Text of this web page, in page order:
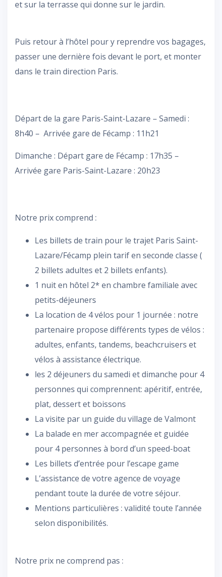
et sur la terrasse qui donne sur le jardin.
Puis retour à l’hôtel pour y reprendre vos bagages,
passer une dernière fois devant le port, et monter
dans le train direction Paris.
Départ de la gare Paris-Saint-Lazare – Samedi :
8h40 – Arrivée gare de Fécamp : 11h21
Dimanche : Départ gare de Fécamp : 17h35 –
Arrivée gare Paris-Saint-Lazare : 20h23
Notre prix comprend :
Les billets de train pour le trajet Paris Saint-
Lazare/Fécamp plein tarif en seconde classe (
2 billets adultes et 2 billets enfants).
1 nuit en hôtel 2* en chambre familiale avec
petits-déjeuners
La location de 4 vélos pour 1 journée : notre
partenaire propose différents types de vélos :
adultes, enfants, tandems, beachcruisers et
vélos à assistance électrique.
les 2 déjeuners du samedi et dimanche pour 4
personnes qui comprennent: apéritif, entrée,
plat, dessert et boissons
La visite par un guide du village de Valmont
La balade en mer accompagnée et guidée
pour 4 personnes à bord d’un speed-boat
Les billets d’entrée pour l’escape game
L’assistance de votre agence de voyage
pendant toute la durée de votre séjour.
Mentions particulières : validité toute l’année
selon disponibilités.
Notre prix ne comprend pas :